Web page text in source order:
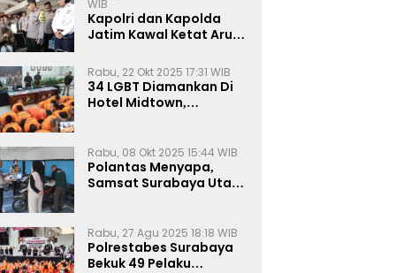
WIB
Kapolri dan Kapolda
Jatim Kawal Ketat Arus
Rabu, 22 Okt 2025 17:31 WIB
34 LGBT Diamankan Di
Hotel Midtown,
Rabu, 08 Okt 2025 15:44 WIB
Polantas Menyapa,
Samsat Surabaya Utara
Rabu, 27 Agu 2025 18:18 WIB
Polrestabes Surabaya
Bekuk 49 Pelaku